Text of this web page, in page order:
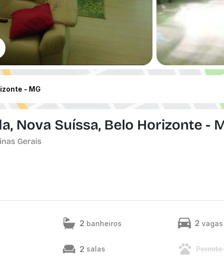
- MG
Nova Suíssa, Belo Horizonte -
Gerais
2 banheiros 2 vagas
2 salas